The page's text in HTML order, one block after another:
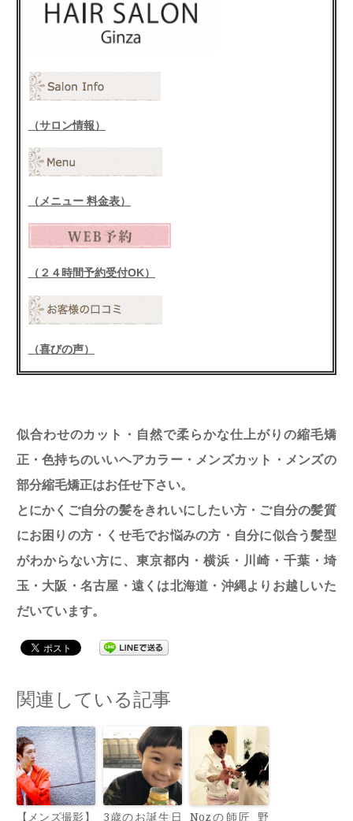
（サロン情報）
（メニュー 料金表）
（２４時間予約受付OK）
（喜びの声）
似合わせのカット・自然で柔らかな仕上がりの縮毛矯
正・色持ちのいいヘアカラー・メンズカット・メンズの
部分縮毛矯正はお任せ下さい。
とにかくご自分の髪をきれいにしたい方・ご自分の髪質
にお困りの方・くせ毛でお悩みの方・自分に似合う髪型
がわからない方に、東京都内・横浜・川崎・千葉・埼
玉・大阪・名古屋・遠くは北海道・沖縄よりお越しいた
だいています。
関連している記事
【メンズ撮影】
3歳のお誕生日
Nozの師匠 野